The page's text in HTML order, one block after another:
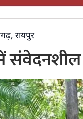
, रायपुर